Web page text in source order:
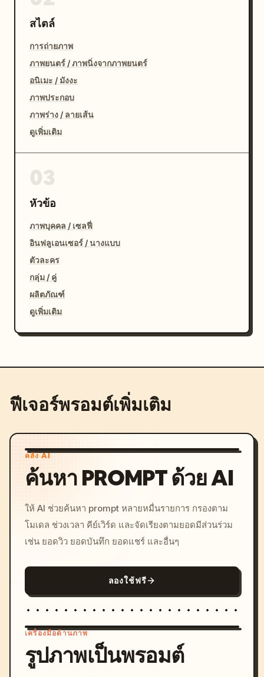
สไตล์
การถ่ายภาพ
ภาพยนตร์ / ภาพนิ่งจากภาพยนตร์
อนิเมะ / มังงะ
ภาพประกอบ
ภาพร่าง / ลายเส้น
ดูเพิ่มเติม
หัวข้อ
ภาพบุคคล / เซลฟี่
อินฟลูเอนเซอร์ / นางแบบ
ตัวละคร
กลุ่ม / คู่
ผลิตภัณฑ์
ดูเพิ่มเติม
ฟีเจอร์พรอมต์เพิ่มเติม
คลัง AI
ค้นหา PROMPT ด้วย AI
ให้ AI ช่วยค้นหา prompt หลายหมื่นรายการ กรองตาม
โมเดล ช่วงเวลา คีย์เวิร์ด และจัดเรียงตามยอดมีส่วนร่วม
เช่น ยอดวิว ยอดบันทึก ยอดแชร์ และอื่นๆ
ลองใช้ฟรี
เครื่องมือด้านภาพ
รูปภาพเป็นพรอมต์